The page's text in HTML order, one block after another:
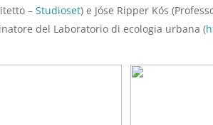
–Studioset) e Jóse Ripper Kós
del Laboratorio di ecologia urbana (